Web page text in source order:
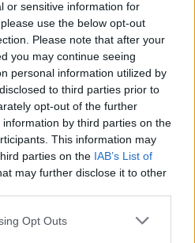
or sensitive information for
use the below opt-out
Please note that after your
you may continue seeing
personal information utilized by
to third parties prior to
opt-out of the further
by third parties on the
This information may
parties on the IAB’s List of
may further disclose it to other
app uses one or more Google
Opt Outs
στο πλαίσιο που
τα υπόλοιπαεμβόλια
οι μαθητές,
πως αυτή η
την ώρα μεταξύ της
η οποία θέλει
προκειμένου να